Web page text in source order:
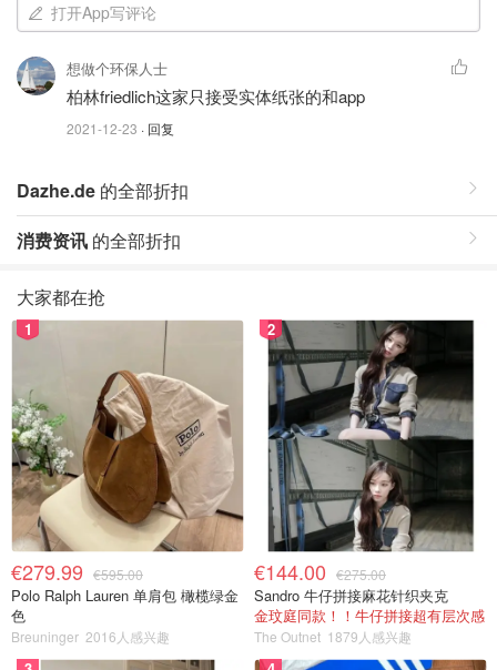
打开App写评论
想做个环保人士
柏林friedlich这家只接受实体纸张的和app
2021-12-23 · 回复
Dazhe.de 的全部折扣
消费资讯 的全部折扣
大家都在抢
1
€279.99 €595.00
Polo Ralph Lauren 单肩包 橄榄绿金
色
Breuninger 2016人感兴趣
2
€144.00 €275.00
Sandro 牛仔拼接麻花针织夹克
金玟庭同款！！牛仔拼接超有层次感
The Outnet 1879人感兴趣